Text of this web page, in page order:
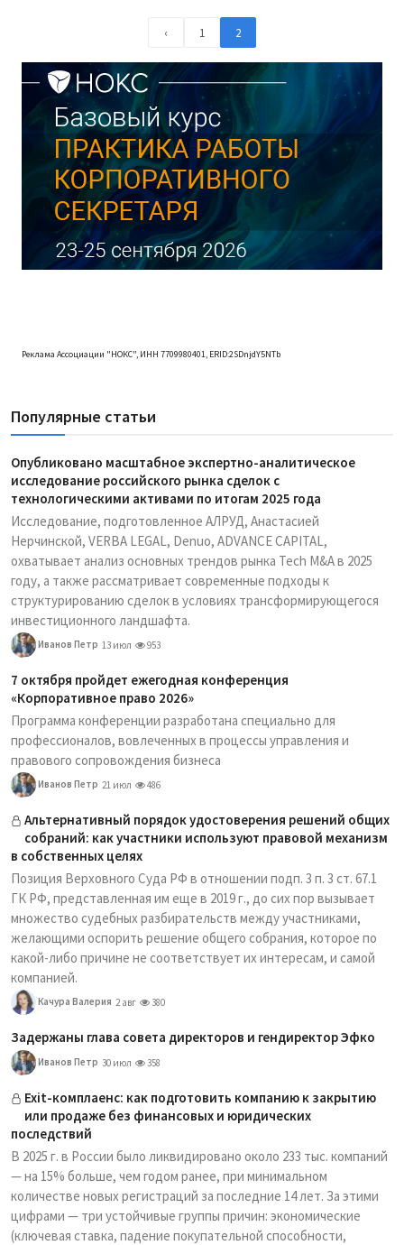
‹ 1 2
Реклама Ассоциации "НОКС", ИНН 7709980401, ERID:2SDnjdY5NTb
Популярные статьи
Опубликовано масштабное экспертно-аналитическое
исследование российского рынка сделок с
технологическими активами по итогам 2025 года
Исследование, подготовленное АЛРУД, Анастасией
Нерчинской, VERBA LEGAL, Denuo, ADVANCE CAPITAL,
охватывает анализ основных трендов рынка Tech M&A в 2025
году, а также рассматривает современные подходы к
структурированию сделок в условиях трансформирующегося
инвестиционного ландшафта.
Иванов Петр 13 июл 953
7 октября пройдет ежегодная конференция
«Корпоративное право 2026»
Программа конференции разработана специально для
профессионалов, вовлеченных в процессы управления и
правового сопровождения бизнеса
Иванов Петр 21 июл 486
Альтернативный порядок удостоверения решений общих
собраний: как участники используют правовой механизм
в собственных целях
Позиция Верховного Суда РФ в отношении подп. 3 п. 3 ст. 67.1
ГК РФ, представленная им еще в 2019 г., до сих пор вызывает
множество судебных разбирательств между участниками,
желающими оспорить решение общего собрания, которое по
какой-либо причине не соответствует их интересам, и самой
компанией.
Качура Валерия 2 авг 380
Задержаны глава совета директоров и гендиректор Эфко
Иванов Петр 30 июл 358
Exit-комплаенс: как подготовить компанию к закрытию
или продаже без финансовых и юридических
последствий
В 2025 г. в России было ликвидировано около 233 тыс. компаний
— на 15% больше, чем годом ранее, при минимальном
количестве новых регистраций за последние 14 лет. За этими
цифрами — три устойчивые группы причин: экономические
(ключевая ставка, падение покупательной способности,